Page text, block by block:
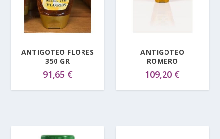
ANTIGOTEO FLORES
350 GR
91,65 €
ANTIGOTEO
ROMERO
109,20 €